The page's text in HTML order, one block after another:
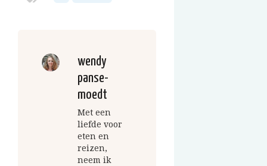
wendy
panse-
moedt
Met een
liefde voor
eten en
reizen,
neem ik